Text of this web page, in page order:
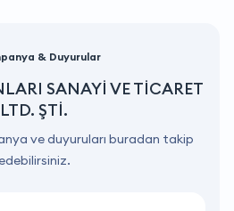
& Duyurular
SANAYİ VE TİCARET
LTD. ŞTİ.
ve duyuruları buradan takip